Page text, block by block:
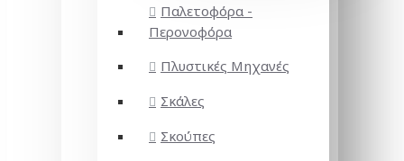
Παλετοφόρα -
Περονοφόρα
Πλυστικές Μηχανές
Σκάλες
Σκούπες